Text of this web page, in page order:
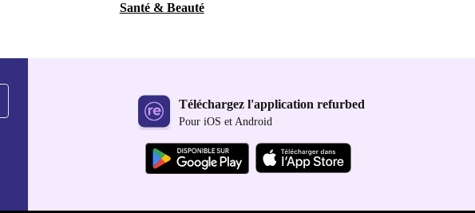
Santé & Beauté
Téléchargez l'application refurbed
Pour iOS et Android